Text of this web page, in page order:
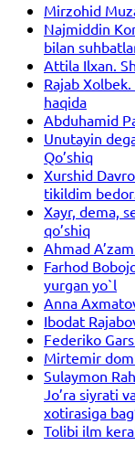
Mirzohid
Najmiddin
bilan
Attila Ilxan.
Rajab
haqida
Abduhamid
Unutayin
Qo’shiq
Xurshid
tikildim
Xayr, dema,
qo’shiq
Ahmad
Farhod
yurgan yo`l
Anna
Ibodat
Federiko
Mirtemir
Sulaymon
Jo’ra siyrati
xotirasiga
Tolibi ilm